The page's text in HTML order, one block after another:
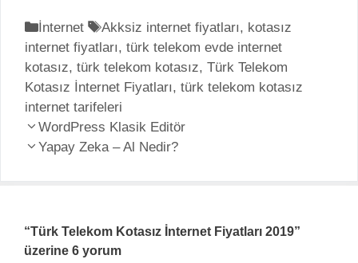
K
a
t
e
g
o
r
r
İnternet
E
t
i
k
e
t
l
Akksiz internet fiyatları, kotasız
internet fiyatları, türk telekom evde internet
kotasız, türk telekom kotasız, Türk Telekom
Kotasız İnternet Fiyatları, türk telekom kotasız
internet tarifeleri
Y
a
o
l
WordPress Klasik Editör
Yapay Zeka – Al Nedir?
“Türk Telekom Kotasız İnternet Fiyatları 2019”
üzerine 6 yorum